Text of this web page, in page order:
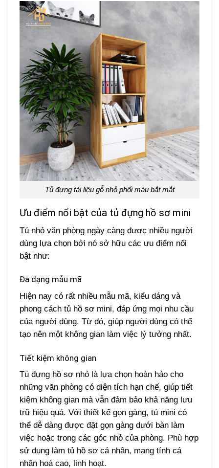
Tủ đựng tài liệu gỗ nhỏ phối màu bắt mắt
Ưu điểm nổi bật của tủ đựng hồ sơ mini
Tủ nhỏ văn phòng ngày càng được nhiều người
dùng lựa chọn bởi nó sở hữu các ưu điểm nổi
bật như:
Đa dạng mẫu mã
Hiện nay có rất nhiều mẫu mã, kiểu dáng và
phong cách tủ hồ sơ mini, đáp ứng mọi nhu cầu
của người dùng. Từ đó, giúp người dùng có thể
tạo nên một không gian làm việc lý tưởng nhất.
Tiết kiệm không gian
Tủ đựng hồ sơ nhỏ là lựa chọn hoàn hảo cho
những văn phòng có diện tích hạn chế, giúp tiết
kiệm không gian mà vẫn đảm bảo khả năng lưu
trữ hiệu quả. Với thiết kế gọn gàng, tủ mini có
thể dễ dàng được đặt gọn gàng dưới bàn làm
việc hoặc trong các góc nhỏ của phòng. Phù hợp
sử dụng làm tủ hồ sơ cá nhân, mang tính cá
nhân hoá cao, linh hoạt.